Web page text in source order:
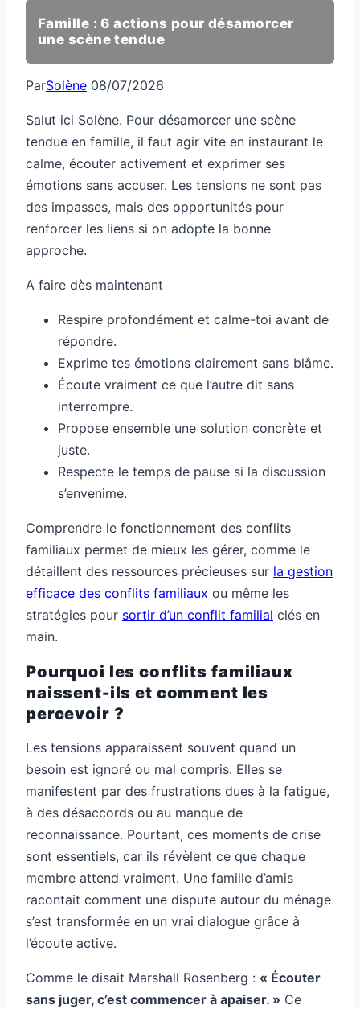
Famille : 6 actions pour désamorcer
une scène tendue
ParSolène 08/07/2026
Salut ici Solène. Pour désamorcer une scène
tendue en famille, il faut agir vite en instaurant le
calme, écouter activement et exprimer ses
émotions sans accuser. Les tensions ne sont pas
des impasses, mais des opportunités pour
renforcer les liens si on adopte la bonne
approche.
A faire dès maintenant
Respire profondément et calme-toi avant de
répondre.
Exprime tes émotions clairement sans blâme.
Écoute vraiment ce que l’autre dit sans
interrompre.
Propose ensemble une solution concrète et
juste.
Respecte le temps de pause si la discussion
s’envenime.
Comprendre le fonctionnement des conflits
familiaux permet de mieux les gérer, comme le
détaillent des ressources précieuses sur la gestion
efficace des conflits familiaux ou même les
stratégies pour sortir d’un conflit familial clés en
main.
Pourquoi les conflits familiaux
naissent-ils et comment les
percevoir ?
Les tensions apparaissent souvent quand un
besoin est ignoré ou mal compris. Elles se
manifestent par des frustrations dues à la fatigue,
à des désaccords ou au manque de
reconnaissance. Pourtant, ces moments de crise
sont essentiels, car ils révèlent ce que chaque
membre attend vraiment. Une famille d’amis
racontait comment une dispute autour du ménage
s’est transformée en un vrai dialogue grâce à
l’écoute active.
Comme le disait Marshall Rosenberg : « Écouter
sans juger, c’est commencer à apaiser. » Ce